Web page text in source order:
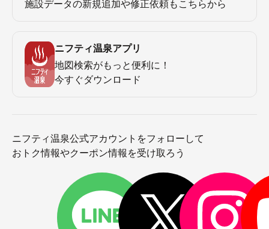
施設データの新規追加や修正依頼もこちらから
ニフティ温泉アプリ
地図検索がもっと便利に！
今すぐダウンロード
ニフティ温泉公式アカウントをフォローして
おトク情報やクーポン情報を受け取ろう